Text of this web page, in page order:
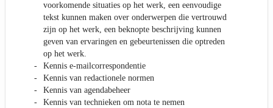
voorkomende situaties op het werk, een eenvoudige
tekst kunnen maken over onderwerpen die vertrouwd
zijn op het werk, een beknopte beschrijving kunnen
geven van ervaringen en gebeurtenissen die optreden
op het werk.
Kennis e-mailcorrespondentie
Kennis van redactionele normen
Kennis van agendabeheer
Kennis van technieken om nota te nemen